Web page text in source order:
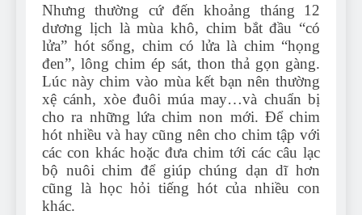
Nhưng thường cứ đến khoảng tháng 12
dương lịch là mùa khô, chim bắt đầu “có
lửa” hót sổng, chim có lửa là chim “họng
đen”, lông chim ép sát, thon thả gọn gàng.
Lúc này chim vào mùa kết bạn nên thường
xệ cánh, xòe đuôi múa may…và chuẩn bị
cho ra những lứa chim non mới. Để chim
hót nhiều và hay cũng nên cho chim tập với
các con khác hoặc đưa chim tới các câu lạc
bộ nuôi chim để giúp chúng dạn dĩ hơn
cũng là học hỏi tiếng hót của nhiều con
khác.